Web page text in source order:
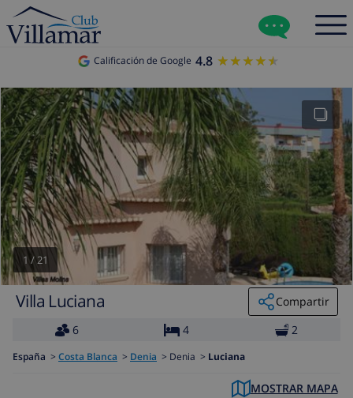
Calificación de Google 4.8 ★★★★★
★★★★★
1/21
Villa Luciana
Compartir
6
4 2
España > Costa Blanca > Denia > Denia > Luciana
MOSTRAR MAPA